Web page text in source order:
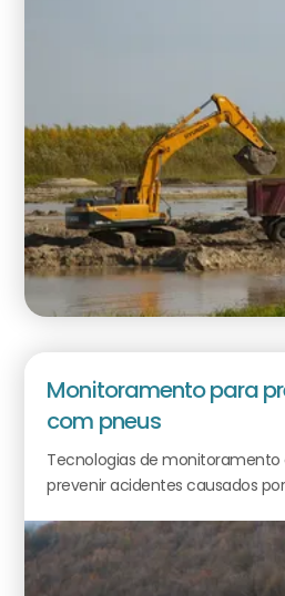
Monitoramento para
com pneus
Tecnologias de
prevenir acidentes causados